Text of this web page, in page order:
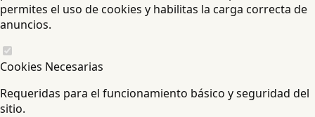
permites el uso de cookies y habilitas la carga correcta de
anuncios.
Cookies Necesarias
Requeridas para el funcionamiento básico y seguridad del
sitio.